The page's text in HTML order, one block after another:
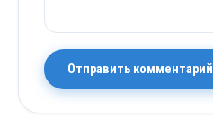
Отправить комментарий